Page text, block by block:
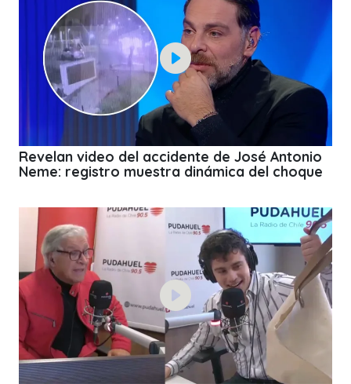
Revelan video del accidente de José Antonio
Neme: registro muestra dinámica del choque